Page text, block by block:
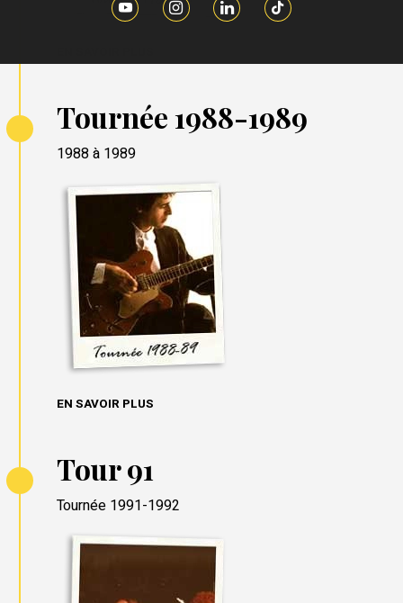
Tournée 1988-1989
1988 à 1989
EN SAVOIR PLUS
Tour 91
Tournée 1991-1992